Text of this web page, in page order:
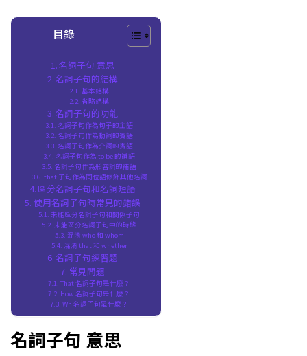
目錄
名詞子句 意思
名詞子句的結構
基本結構
省略結構
名詞子句的功能
名詞子句作為句子的主語
名詞子句作為動詞的賓語
名詞子句作為介詞的賓語
名詞子句作為 to be 的補語
名詞子句作為形容詞的補語
that 子句作為同位語修飾其他名詞
區分名詞子句和名詞短語
使用名詞子句時常見的錯誤
未能區分名詞子句和關係子句
未能區分名詞子句中的時態
混淆 who 和 whom
混淆 that 和 whether
名詞子句練習題
常見問題
That 名詞子句是什麼？
How 名詞子句是什麼？
Wh 名詞子句是什麼？
名詞子句 意思